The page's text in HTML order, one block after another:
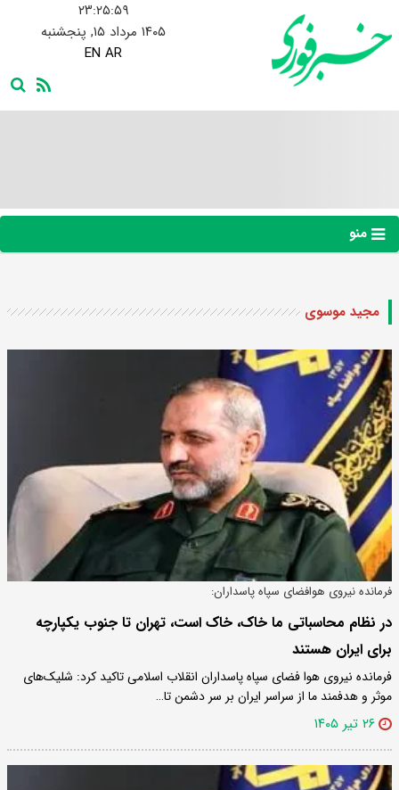
۲۳:۲۶:۰۰
۱۴۰۵ مرداد ۱۵, پنجشنبه
EN AR
منو
مجید موسوی
فرمانده نیروی هوافضای سپاه پاسداران:
در نظام محاسباتی ما خاک، خاک است، تهران تا جنوب یکپارچه
برای ایران هستند
فرمانده نیروی هوا فضای سپاه پاسداران انقلاب اسلامی تاکید کرد: شلیک‌های
موثر و هدفمند ما از سراسر ایران بر سر دشمن تا…
۲۶ تیر ۱۴۰۵